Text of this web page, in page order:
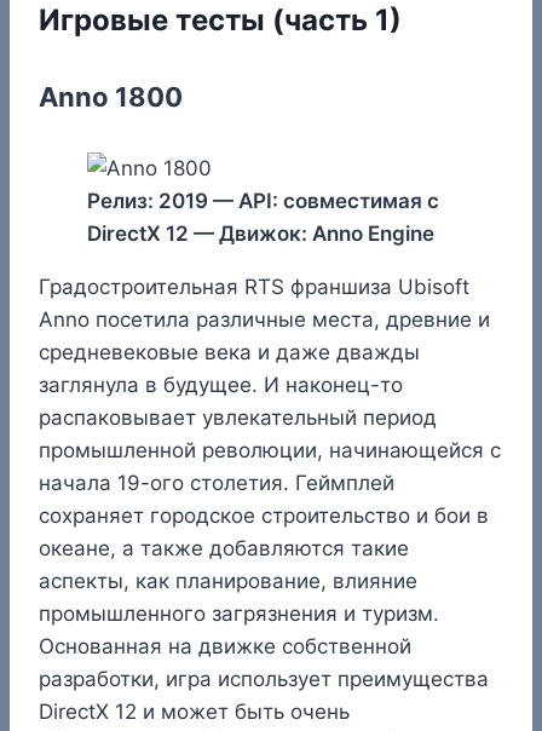
Игровые тесты (часть 1)
Anno 1800
Релиз: 2019 — API: совместимая с
DirectX 12 — Движок: Anno Engine
Градостроительная RTS франшиза Ubisoft
Anno посетила различные места, древние и
средневековые века и даже дважды
заглянула в будущее. И наконец-то
распаковывает увлекательный период
промышленной революции, начинающейся с
начала 19-ого столетия. Геймплей
сохраняет городское строительство и бои в
океане, а также добавляются такие
аспекты, как планирование, влияние
промышленного загрязнения и туризм.
Основанная на движке собственной
разработки, игра использует преимущества
DirectX 12 и может быть очень